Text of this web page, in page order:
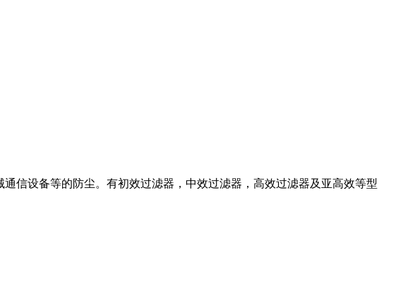
信设备等的防尘。有初效过滤器，中效过滤器，高效过滤器及亚高效等型